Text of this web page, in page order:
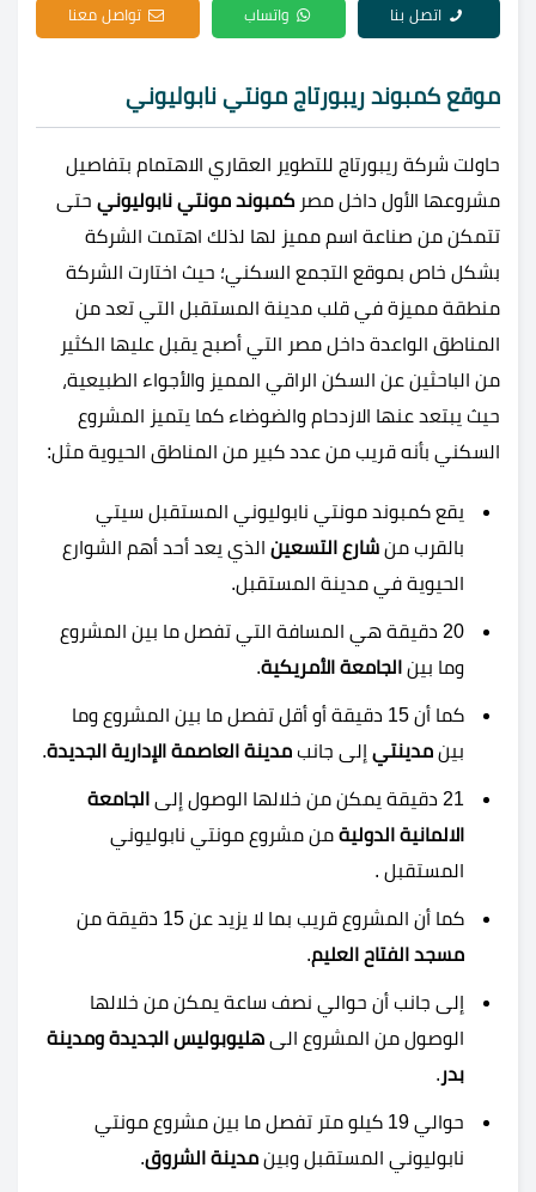
اتصل بنا واتساب تواصل معنا
موقع كمبوند ريبورتاج مونتي نابوليوني
حاولت شركة ريبورتاج للتطوير العقاري الاهتمام بتفاصيل
مشروعها الأول داخل مصر كمبوند مونتي نابوليوني حتى
تتمكن من صناعة اسم مميز لها لذلك اهتمت الشركة
بشكل خاص بموقع التجمع السكني؛ حيث اختارت الشركة
منطقة مميزة في قلب مدينة المستقبل التي تعد من
المناطق الواعدة داخل مصر التي أصبح يقبل عليها الكثير
من الباحثين عن السكن الراقي المميز والأجواء الطبيعية،
حيث يبتعد عنها الازدحام والضوضاء كما يتميز المشروع
السكني بأنه قريب من عدد كبير من المناطق الحيوية مثل:
يقع كمبوند مونتي نابوليوني المستقبل سيتي
بالقرب من شارع التسعين الذي يعد أحد أهم الشوارع
الحيوية في مدينة المستقبل.
20 دقيقة هي المسافة التي تفصل ما بين المشروع
وما بين الجامعة الأمريكية.
كما أن 15 دقيقة أو أقل تفصل ما بين المشروع وما
بين مدينتي إلى جانب مدينة العاصمة الإدارية الجديدة.
21 دقيقة يمكن من خلالها الوصول إلى
الجامعة
الالمانية الدولية من مشروع مونتي نابوليوني
المستقبل .
كما أن المشروع قريب بما لا يزيد عن 15 دقيقة من
مسجد الفتاح العليم.
إلى جانب أن حوالي نصف ساعة يمكن من خلالها
الوصول من المشروع الى هليوبوليس الجديدة ومدينة
بدر .
حوالي 19 كيلو متر تفصل ما بين مشروع مونتي
نابوليوني المستقبل وبين مدينة الشروق.